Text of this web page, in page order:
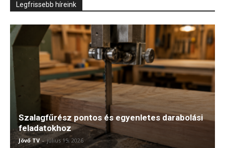
Legfrissebb híreink
Szalagfűrész pontos és egyenletes darabolási
feladatokhoz
Jövő TV - július 15, 2026